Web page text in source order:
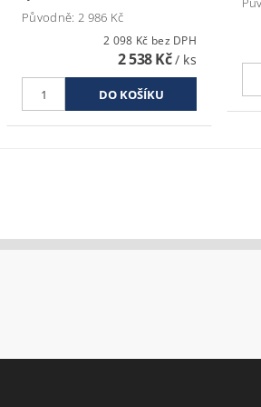
Původně: 2 986 Kč
2 098 Kč bez DPH
2 538 Kč/ ks